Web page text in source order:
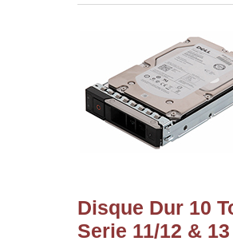
Disque Dur 10
Serie 11/12 & 13